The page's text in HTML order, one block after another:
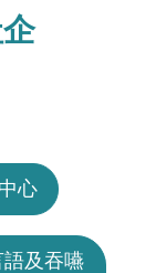
心
及吞嚥